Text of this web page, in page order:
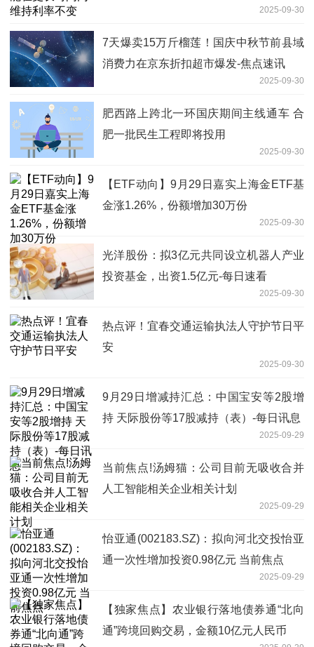
2025-09-30
7天爆卖15万斤榴莲！国庆中秋节前县域
消费力在京东折扣超市爆发-焦点速讯
2025-09-30
肥西路上跨北一环国庆期间主线通车 合
肥一批民生工程即将投用
2025-09-30
【ETF动向】9月29日嘉实上海金ETF基
金涨1.26%，份额增加30万份
2025-09-30
光洋股份：拟3亿元共同设立机器人产业
投资基金，出资1.5亿元-每日速看
2025-09-30
热点评！宜春交通运输执法人守护节日平
安
2025-09-30
9月29日增减持汇总：中国宝安等2股增
持 天际股份等17股减持（表）-每日讯息
2025-09-29
当前焦点!汤姆猫：公司目前无吸收合并
人工智能相关企业相关计划
2025-09-29
怡亚通(002183.SZ)：拟向河北交投怡亚
通一次性增加投资0.98亿元 当前焦点
2025-09-29
【独家焦点】农业银行落地债券通“北向
通”跨境回购交易，金额10亿元人民币